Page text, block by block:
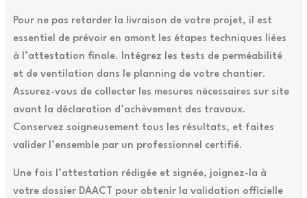
Pour ne pas retarder la livraison de votre projet, il est
essentiel de prévoir en amont les étapes techniques liées
à l’attestation finale. Intégrez les tests de perméabilité
et de ventilation dans le planning de votre chantier.
Assurez-vous de collecter les mesures nécessaires sur site
avant la déclaration d’achèvement des travaux.
Conservez soigneusement tous les résultats, et faites
valider l’ensemble par un professionnel certifié.
Une fois l’attestation rédigée et signée, joignez-la à
votre dossier DAACT pour obtenir la validation officielle